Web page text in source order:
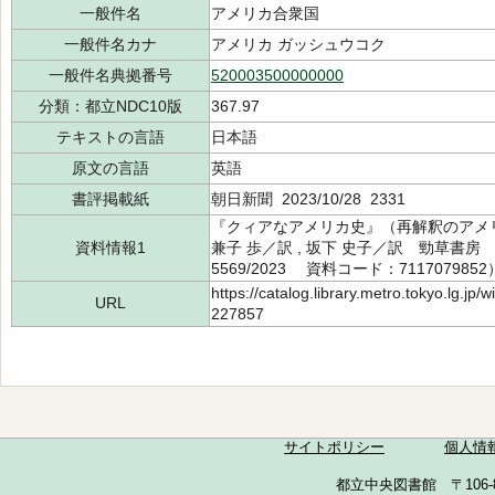
一般件名
アメリカ合衆国
一般件名カナ
アメリカ ガッシュウコク
一般件名典拠番号
520003500000000
分類：都立NDC10版
367.97
テキストの言語
日本語
原文の言語
英語
書評掲載紙
朝日新聞 2023/10/28 2331
資料情報1
『クィアなアメリカ史』（再解釈のア
兼子 歩／訳 , 坂下 史子／訳 勁草書
5569/2023 資料コード：7117079852
URL
https://catalog.library.metro.tokyo.lg.jp/
227857
サイトポリシー 個人情
都立中央図書館 〒